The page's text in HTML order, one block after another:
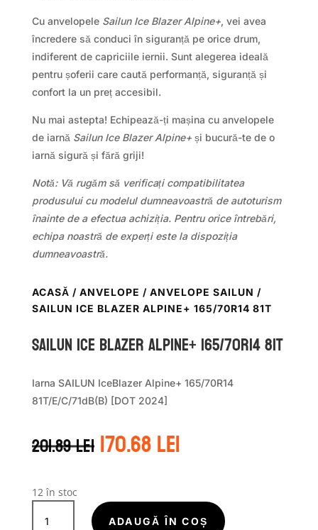
Cu anvelopele Sailun Ice Blazer Alpine+, vei avea
încredere să conduci în siguranță pe orice drum,
indiferent de capriciile iernii. Sunt alegerea ideală
pentru șoferii care caută performanță, siguranță și
confort la un preț accesibil.
Nu mai astepta! Echipează-ți mașina cu anvelopele
de iarnă Sailun Ice Blazer Alpine+și bucură-te de o
iarnă sigură și fără griji!
Notă: Vă rugăm să verificați compatibilitatea
produsului cu modelul dumneavoastră de autoturism
înainte de a efectua achiziția. Pentru orice întrebări,
echipa noastră de experți este la dispoziția
dumneavoastră.
ACASĂ / ANVELOPE / ANVELOPE SAILUN /
SAILUN ICE BLAZER ALPINE+ 165/70R14 81T
Sailun ICE BLAZER ALPINE+ 165/70R14 81T
Iarna SAILUN IceBlazer Alpine+ 165/70R14
81T/E/C/71dB(B) [DOT 2024]
201.89lei Prețul
inițial
201.89 lei.
170.68leiPrețul
curent
12 în stoc
Cantitate
Sailun
ADAUGĂ ÎN COȘ